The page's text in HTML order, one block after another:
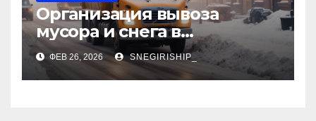
Организация вывоза
мусора и снега в
столичном регионе:
нормативы и порядок
работ
ФЕВ 26, 2026 SNEGIRISHIP_